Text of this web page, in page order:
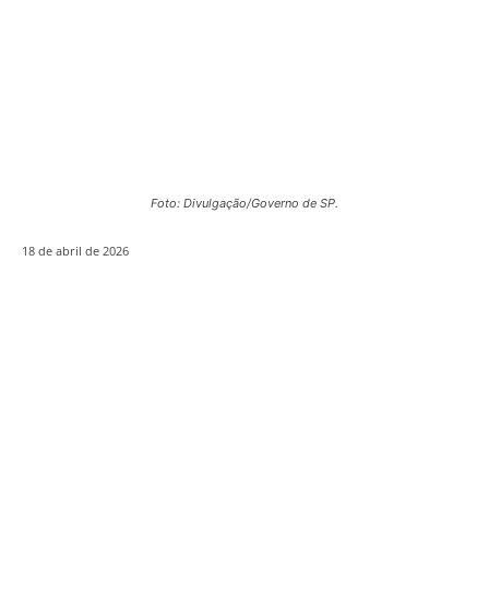
Foto: Divulgação/Governo de SP.
18 de abril de 2026